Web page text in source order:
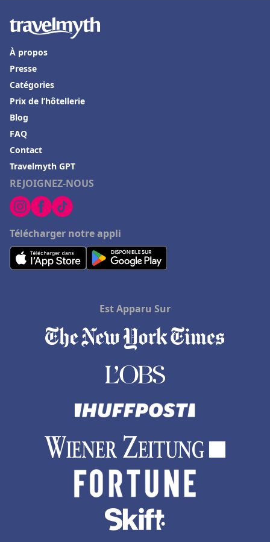
REJOIGNEZ-NOUS
Télécharger notre appli
À propos
Presse
Catégories
Prix de l’hôtellerie
Blog
FAQ
Contact
Travelmyth GPT
Est Apparu Sur